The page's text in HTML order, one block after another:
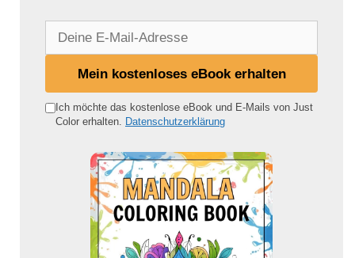
e
Mein kostenloses eBook erhalten
Ich möchte das kostenlose eBook und E-Mails von Just
Color erhalten.
Datenschutzerklärung